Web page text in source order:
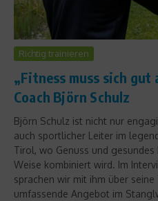
Richtig trainieren
„Fitness muss sich gut
Coach Björn Schulz
Björn Schulz ist nicht nur
auch sportlicher Leiter im
Tirol, wo Genuss und
Weise kombiniert wird. Im
sprachen wir mit ihm über
umfassende Angebot im